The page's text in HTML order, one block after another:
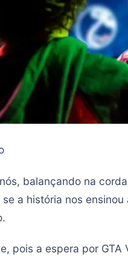
balançando na
a história nos
pois a espera por